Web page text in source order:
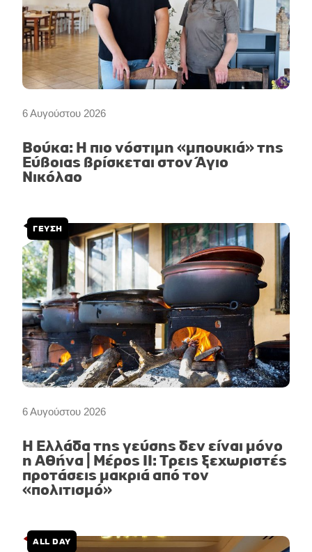
6 Αυγούστου 2026
Βούκα: Η πιο νόστιμη «μπουκιά» της
Εύβοιας βρίσκεται στον Άγιο
Νικόλαο
6 Αυγούστου 2026
ΓΕΥΣΗ
Η Ελλάδα της γεύσης δεν είναι μόνο
η Αθήνα | Μέρος II: Τρεις ξεχωριστές
προτάσεις μακριά από τον
«πολιτισμό»
ALL DAY